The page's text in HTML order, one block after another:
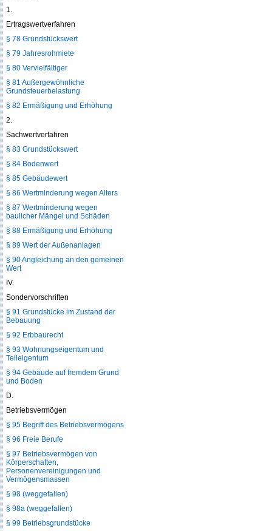
1.
Ertragswertverfahren
§ 78 Grundstückswert
§ 79 Jahresrohmiete
§ 80 Vervielfältiger
§ 81 Außergewöhnliche
Grundsteuerbelastung
§ 82 Ermäßigung und Erhöhung
2.
Sachwertverfahren
§ 83 Grundstückswert
§ 84 Bodenwert
§ 85 Gebäudewert
§ 86 Wertminderung wegen Alters
§ 87 Wertminderung wegen
baulicher Mängel und Schäden
§ 88 Ermäßigung und Erhöhung
§ 89 Wert der Außenanlagen
§ 90 Angleichung an den gemeinen
Wert
IV.
Sondervorschriften
§ 91 Grundstücke im Zustand der
Bebauung
§ 92 Erbbaurecht
§ 93 Wohnungseigentum und
Teileigentum
§ 94 Gebäude auf fremdem Grund
und Boden
D.
Betriebsvermögen
§ 95 Begriff des Betriebsvermögens
§ 96 Freie Berufe
§ 97 Betriebsvermögen von
Körperschaften,
Personenvereinigungen und
Vermögensmassen
§ 98 (weggefallen)
§ 98a (weggefallen)
§ 99 Betriebsgrundstücke